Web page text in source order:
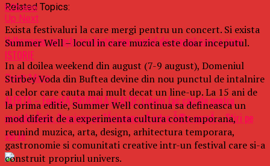
Related Topics:
Up Next
Volkswagen opreşte producţia unui model de maşină care a scris
ISTORIE
Don't Miss
ALERTÄ – ÈedinÈÄ CRUCIALÄ la ALDE: Liderii fac calcule pentru
prezidenÈiale. Presiune pe TÄriceanu sÄ intre Ã®n cursÄ – Stiri pe
surse
b2bseo
Exista festivaluri la care mergi pentru un concert. Si exista
Summer Well – locul in care muzica este doar inceputul.
In al doilea weekend din august (7-9 august), Domeniul
Stirbey Voda din Buftea devine din nou punctul de intalnire
al celor care cauta mai mult decat un line-up. La 15 ani de
la prima editie, Summer Well continua sa defineasca un
mod diferit de a experimenta cultura contemporana,
reunind muzica, arta, design, arhitectura temporara,
gastronomie si comunitati creative intr-un festival care si-a
construit propriul univers.